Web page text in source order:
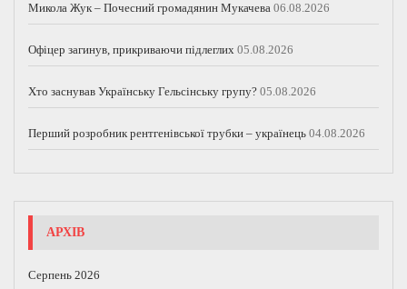
Микола Жук – Почесний громадянин Мукачева 06.08.2026
Офіцер загинув, прикриваючи підлеглих 05.08.2026
Хто заснував Українську Гельсінську групу? 05.08.2026
Перший розробник рентгенівської трубки – українець 04.08.2026
АРХІВ
Серпень 2026